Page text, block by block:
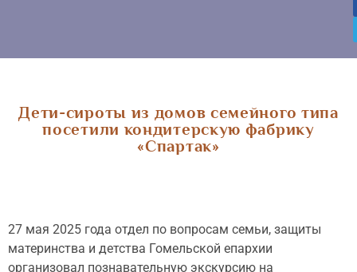
Дети-сироты из домов семейного типа
посетили кондитерскую фабрику
«Спартак»
27 мая 2025 года отдел по вопросам семьи, защиты
материнства и детства Гомельской епархии
организовал познавательную экскурсию на